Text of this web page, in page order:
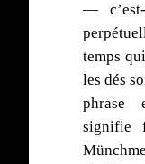
—
temps
les dés
phrase
signifie